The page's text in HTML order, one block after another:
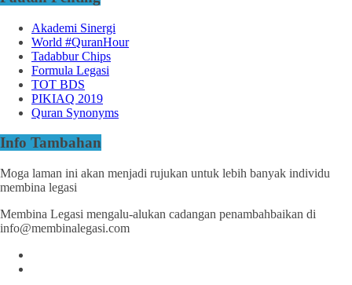
Akademi Sinergi
World #QuranHour
Tadabbur Chips
Formula Legasi
TOT BDS
PIKIAQ 2019
Quran Synonyms
Info Tambahan
Moga laman ini akan menjadi rujukan untuk lebih banyak individu
membina legasi
Membina Legasi mengalu-alukan cadangan penambahbaikan di
info@membinalegasi.com